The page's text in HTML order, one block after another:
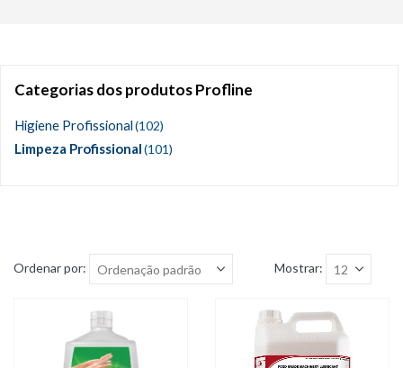
Categorias dos produtos Profline
Higiene Profissional(102)
Limpeza Profissional(101)
Ordenar por: Mostrar: